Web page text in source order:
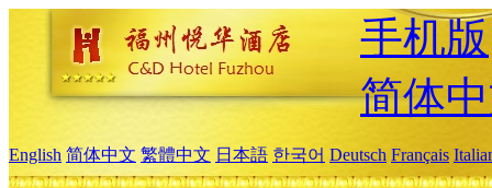
手机版
简体
English 简体中文 繁體中文 日本語 한국어 Deutsch Français